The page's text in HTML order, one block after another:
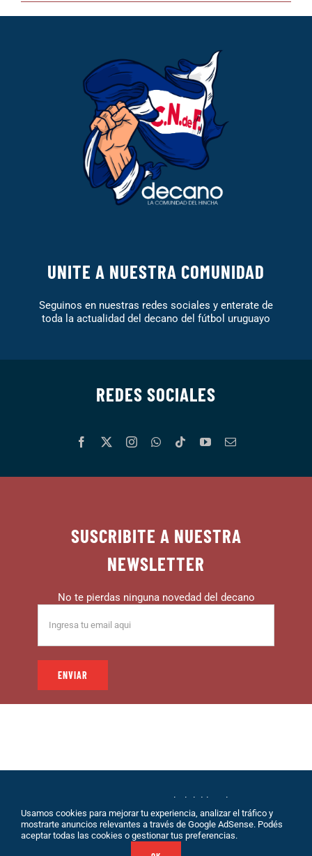
UNITE A NUESTRA COMUNIDAD
Seguinos en nuestras redes sociales y enterate de
toda la actualidad del decano del fútbol uruguayo
REDES SOCIALES
SUSCRIBITE A NUESTRA
NEWSLETTER
No te pierdas ninguna novedad del decano
© 1999 – DECANO – La comunidad del hincha |
Desarrollo: Eolio |Políticas de Privacidad|Sobre
Nosotros|Terminos de Servicio|Contacto
Usamos cookies para mejorar tu experiencia, analizar el tráfico y
mostrarte anuncios relevantes a través de Google AdSense. Podés
aceptar todas las cookies o gestionar tus preferencias.